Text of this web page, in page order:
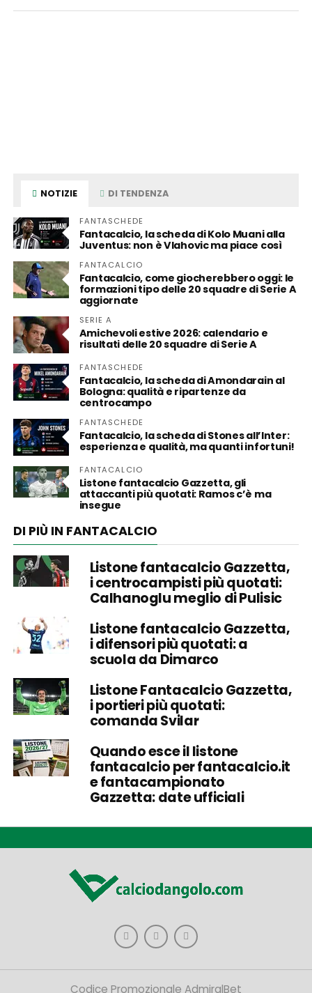
NOTIZIE DI TENDENZA
FANTASCHEDE
Fantacalcio, la scheda di Kolo Muani alla
Juventus: non è Vlahovic ma piace così
FANTACALCIO
Fantacalcio, come giocherebbero oggi: le
formazioni tipo delle 20 squadre di Serie A
aggiornate
SERIE A
Amichevoli estive 2026: calendario e
risultati delle 20 squadre di Serie A
FANTASCHEDE
Fantacalcio, la scheda di Amondarain al
Bologna: qualità e ripartenze da
centrocampo
FANTASCHEDE
Fantacalcio, la scheda di Stones all’Inter:
esperienza e qualità, ma quanti infortuni!
FANTACALCIO
Listone fantacalcio Gazzetta, gli
attaccanti più quotati: Ramos c’è ma
insegue
DI PIÙ IN FANTACALCIO
Listone fantacalcio Gazzetta,
i centrocampisti più quotati:
Calhanoglu meglio di Pulisic
Listone fantacalcio Gazzetta,
i difensori più quotati: a
scuola da Dimarco
Listone Fantacalcio Gazzetta,
i portieri più quotati:
comanda Svilar
Quando esce il listone
fantacalcio per fantacalcio.it
e fantacampionato
Gazzetta: date ufficiali
Codice Promozionale AdmiralBet